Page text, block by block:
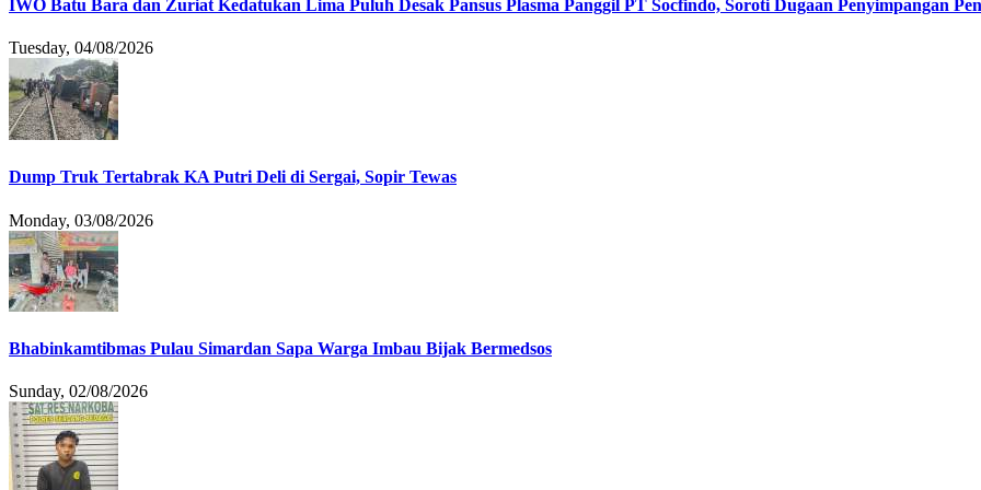
IWO Batu Bara dan Zuriat Kedatukan Lima Puluh Desak Pansus Plasma Panggil PT Socfindo, Soroti Dugaan Penyimpangan
Tuesday, 04/08/2026
Dump Truk Tertabrak KA Putri Deli di Sergai, Sopir Tewas
Monday, 03/08/2026
Bhabinkamtibmas Pulau Simardan Sapa Warga Imbau Bijak Bermedsos
Sunday, 02/08/2026